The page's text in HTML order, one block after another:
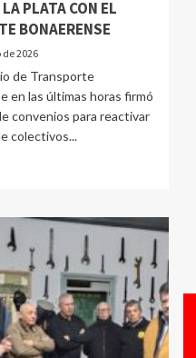
PLATA CON EL
BONAERENSE
2026
de Transporte
en las últimas horas firmó
convenios para reactivar
colectivos...